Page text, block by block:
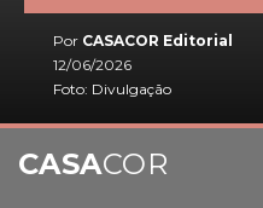
Por CASACOR Editorial
12/06/2026
Foto: Divulgação
CASACOR